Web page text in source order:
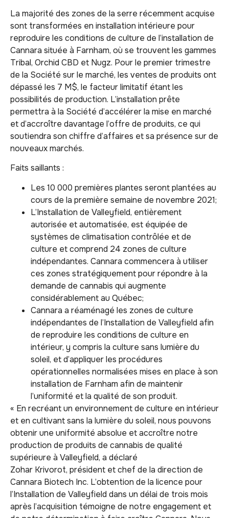
La majorité des zones de la serre récemment acquise
sont transformées en installation intérieure pour
reproduire les conditions de culture de l’installation de
Cannara située à Farnham, où se trouvent les gammes
Tribal, Orchid CBD et Nugz. Pour le premier trimestre
de la Société sur le marché, les ventes de produits ont
dépassé les 7 M$, le facteur limitatif étant les
possibilités de production. L’installation prête
permettra à la Société d’accélérer la mise en marché
et d’accroître davantage l’offre de produits, ce qui
soutiendra son chiffre d’affaires et sa présence sur de
nouveaux marchés.
Faits saillants :
Les 10 000 premières plantes seront plantées au
cours de la première semaine de novembre 2021;
L’Installation de Valleyfield, entièrement
autorisée et automatisée, est équipée de
systèmes de climatisation contrôlée et de
culture et comprend 24 zones de culture
indépendantes. Cannara commencera à utiliser
ces zones stratégiquement pour répondre à la
demande de cannabis qui augmente
considérablement au Québec;
Cannara a réaménagé les zones de culture
indépendantes de l’Installation de Valleyfield afin
de reproduire les conditions de culture en
intérieur, y compris la culture sans lumière du
soleil, et d’appliquer les procédures
opérationnelles normalisées mises en place à son
installation de Farnham afin de maintenir
l’uniformité et la qualité de son produit.
« En recréant un environnement de culture en intérieur
et en cultivant sans la lumière du soleil, nous pouvons
obtenir une uniformité absolue et accroître notre
production de produits de cannabis de qualité
supérieure à Valleyfield, a déclaré
Zohar Krivorot, président et chef de la direction de
Cannara Biotech Inc. L’obtention de la licence pour
l’Installation de Valleyfield dans un délai de trois mois
après l’acquisition témoigne de notre engagement et